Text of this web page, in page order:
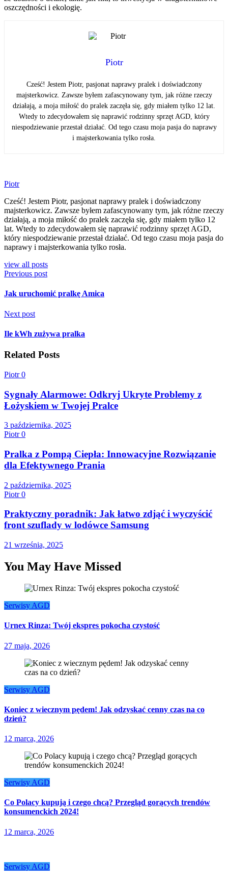
oszczędności i ekologię.
Piotr
Cześć! Jestem Piotr, pasjonat naprawy pralek i doświadczony
majsterkowicz. Zawsze byłem zafascynowany tym, jak różne rzeczy
działają, a moja miłość do pralek zaczęła się, gdy miałem tylko 12 lat.
Wtedy to zdecydowałem się naprawić rodzinny sprzęt AGD, który
niespodziewanie przestał działać. Od tego czasu moja pasja do naprawy
i majsterkowania tylko rosła.
Piotr
Cześć! Jestem Piotr, pasjonat naprawy pralek i doświadczony
majsterkowicz. Zawsze byłem zafascynowany tym, jak różne rzeczy
działają, a moja miłość do pralek zaczęła się, gdy miałem tylko 12
lat. Wtedy to zdecydowałem się naprawić rodzinny sprzęt AGD,
który niespodziewanie przestał działać. Od tego czasu moja pasja do
naprawy i majsterkowania tylko rosła.
view all posts
Previous post
Jak uruchomić pralkę Amica
Next post
Ile kWh zużywa pralka
Related Posts
Piotr0
Sygnały Alarmowe: Odkryj Ukryte Problemy z
Łożyskiem w Twojej Pralce
3 października, 2025
Piotr0
Pralka z Pompą Ciepła: Innowacyjne Rozwiązanie
dla Efektywnego Prania
2 października, 2025
Piotr0
Praktyczny poradnik: Jak łatwo zdjąć i wyczyścić
front szuflady w lodówce Samsung
21 września, 2025
You May Have Missed
Serwisy AGD
Urnex Rinza: Twój ekspres pokocha czystość
27 maja, 2026
Serwisy AGD
Koniec z wiecznym pędem! Jak odzyskać cenny czas na co
dzień?
12 marca, 2026
Serwisy AGD
Co Polacy kupują i czego chcą? Przegląd gorących trendów
konsumenckich 2024!
12 marca, 2026
Serwisy AGD